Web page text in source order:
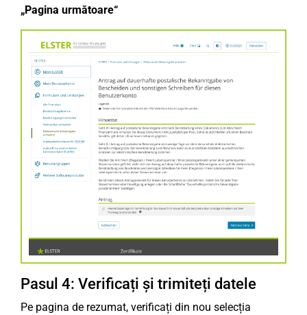
„Pagina următoare“
Pasul 4: Verificați și trimiteți datele
Pe pagina de rezumat, verificați din nou selecția